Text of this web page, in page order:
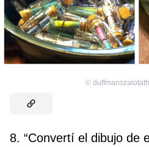
©
8. “Convertí el dibujo de